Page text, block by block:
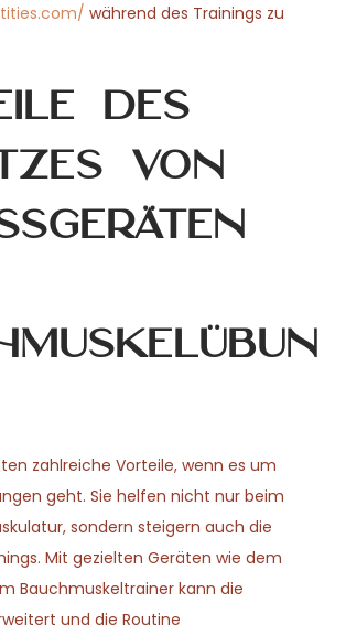
während des Trainings zu
des
von
zahlreiche Vorteile, wenn es um
geht. Sie helfen nicht nur beim
sondern steigern auch die
Mit gezielten Geräten wie dem
Bauchmuskeltrainer kann die
und die Routine